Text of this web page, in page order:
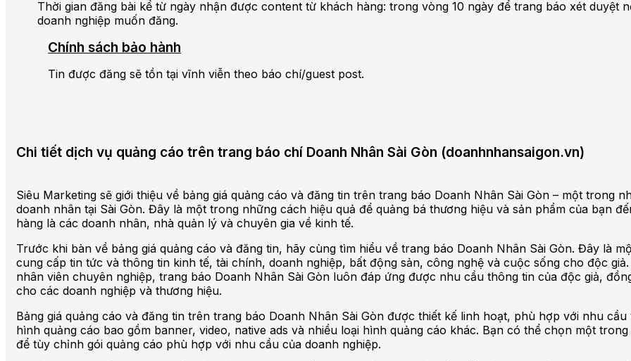
Thời gian đăng bài kể từ ngày nhận được content từ khách hàng: trong vòng 10 ngày để trang báo xét duyệt
doanh nghiệp muốn đăng.
Chính sách bảo hành
Tin được đăng sẽ tồn tại vĩnh viễn theo báo chí/guest post.
Chi tiết dịch vụ quảng cáo trên trang báo chí Doanh Nhân Sài Gòn (doanhnhansaigon.vn)
Siêu Marketing sẽ giới thiệu về bảng giá quảng cáo và đăng tin trên trang báo Doanh Nhân Sài Gòn – một trong
doanh nhân tại Sài Gòn. Đây là một trong những cách hiệu quả để quảng bá thương hiệu và sản phẩm của bạn
hàng là các doanh nhân, nhà quản lý và chuyên gia về kinh tế.
Trước khi bàn về bảng giá quảng cáo và đăng tin, hãy cùng tìm hiểu về trang báo Doanh Nhân Sài Gòn. Đây là
cung cấp tin tức và thông tin kinh tế, tài chính, doanh nghiệp, bất động sản, công nghệ và cuộc sống cho độc
nhân viên chuyên nghiệp, trang báo Doanh Nhân Sài Gòn luôn đáp ứng được nhu cầu thông tin của độc giả,
cho các doanh nghiệp và thương hiệu.
Bảng giá quảng cáo và đăng tin trên trang báo Doanh Nhân Sài Gòn được thiết kế linh hoạt, phù hợp với nhu
hình quảng cáo bao gồm banner, video, native ads và nhiều loại hình quảng cáo khác. Bạn có thể chọn một
để tùy chỉnh gói quảng cáo phù hợp với nhu cầu của doanh nghiệp.